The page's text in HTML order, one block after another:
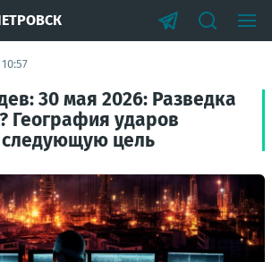
30 мая 2026: Разведка
География ударов
следующую цель